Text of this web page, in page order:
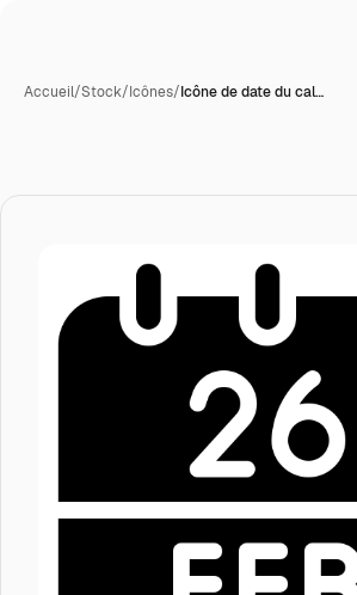
Accueil/Stock/Icônes/Icône de date du cal…